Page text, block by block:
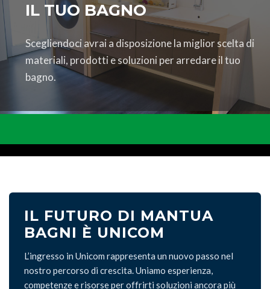
IL TUO BAGNO
Scegliendoci avrai a disposizione la miglior scelta di
materiali, prodotti e soluzioni per arredare il tuo
bagno.
IL FUTURO DI MANTUA
BAGNI È UNICOM
L’ingresso in Unicom rappresenta un nuovo passo nel
nostro percorso di crescita. Uniamo esperienza,
competenze e risorse per offrirti soluzioni ancora più